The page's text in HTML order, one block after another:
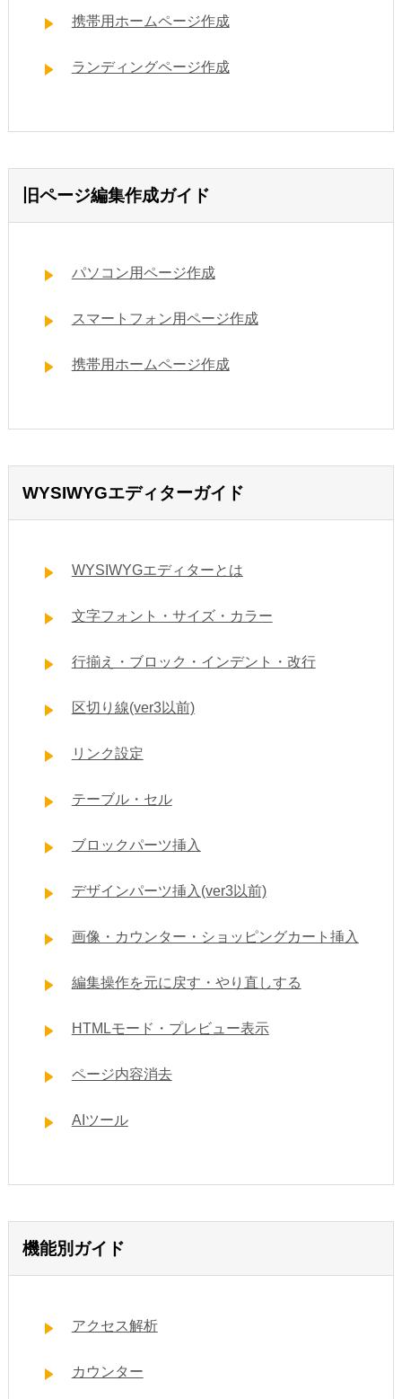
携帯用ホームページ作成
ランディングページ作成
旧ページ編集作成ガイド
パソコン用ページ作成
スマートフォン用ページ作成
携帯用ホームページ作成
WYSIWYGエディターガイド
WYSIWYGエディターとは
文字フォント・サイズ・カラー
行揃え・ブロック・インデント・改行
区切り線(ver3以前)
リンク設定
テーブル・セル
ブロックパーツ挿入
デザインパーツ挿入(ver3以前)
画像・カウンター・ショッピングカート挿入
編集操作を元に戻す・やり直しする
HTMLモード・プレビュー表示
ページ内容消去
AIツール
機能別ガイド
アクセス解析
カウンター